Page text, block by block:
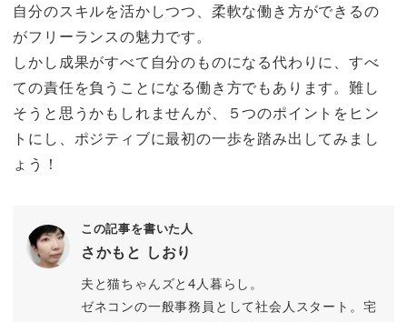
自分のスキルを活かしつつ、柔軟な働き方ができるの
がフリーランスの魅力です。
しかし成果がすべて自分のものになる代わりに、すべ
ての責任を負うことになる働き方でもあります。難し
そうと思うかもしれませんが、５つのポイントをヒン
トにし、ポジティブに最初の一歩を踏み出してみまし
ょう！
この記事を書いた人
さかもと しおり
夫と猫ちゃんズと4人暮らし。
ゼネコンの一般事務員として社会人スタート。宅